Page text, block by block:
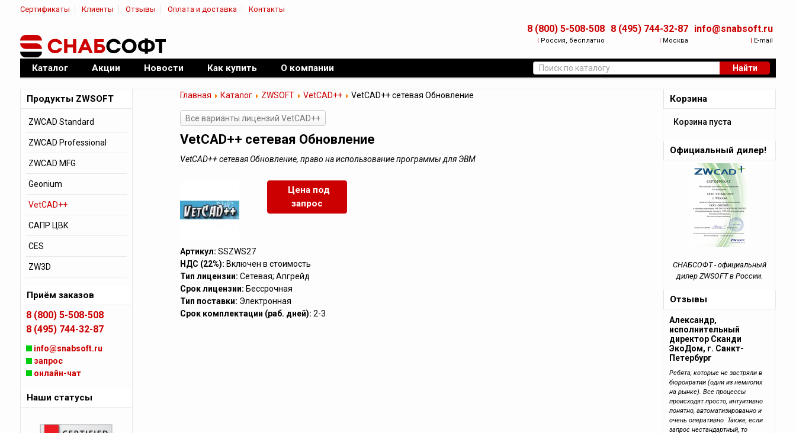
Сертификаты Клиенты Отзывы Оплата и доставка Контакты
8 (800) 5-508-508
| Россия, бесплатно
8 (495) 744-32-87
| Москва
info@snabsoft.ru
| E-mail
Официальный дилер ПО
Каталог Акции Новости Как купить О компании Найти
Главная Каталог ZWSOFT VetCAD++ VetCAD++ сетевая Обновление
Все варианты лицензий VetCAD++
VetCAD++ сетевая Обновление
VetCAD++ сетевая Обновление, право на использование программы для ЭВМ
Цена под
запрос
Артикул: SSZWS27
НДС (22%): Включен в стоимость
Тип лицензии: Сетевая; Апгрейд
Срок лицензии: Бессрочная
Тип поставки: Электронная
Срок комплектации (раб. дней): 2-3
Продукты ZWSOFT
ZWCAD Standard
ZWCAD Professional
ZWCAD MFG
Geonium
VetCAD++
САПР ЦВК
CES
ZW3D
Приём заказов
8 (800) 5-508-508
8 (495) 744-32-87
info@snabsoft.ru
запрос
онлайн-чат
Наши статусы
Корзина
Корзина пуста
Официальный дилер!
СНАБСОФТ - официальный
дилер ZWSOFT в России.
Отзывы
Александр,
исполнительный
директор Сканди
ЭкоДом, г. Санкт-
Петербург
Ребята, которые не застряли в
бюрократии (одни из немногих
на рынке). Все процессы
происходят просто, интуитивно
понятно, автоматизированно и
очень оперативно. Также, если
запрос нестандартный, то